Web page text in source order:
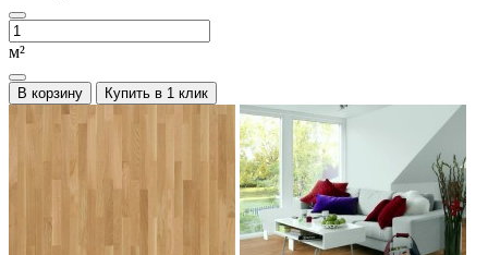
м²
В корзину Купить в 1 клик